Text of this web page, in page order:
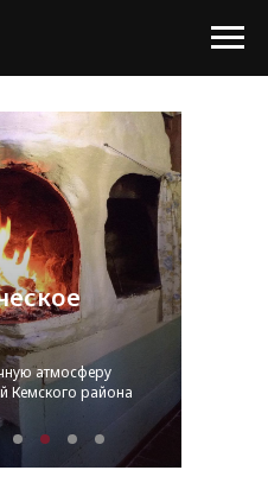
атмосферу
Кемского района